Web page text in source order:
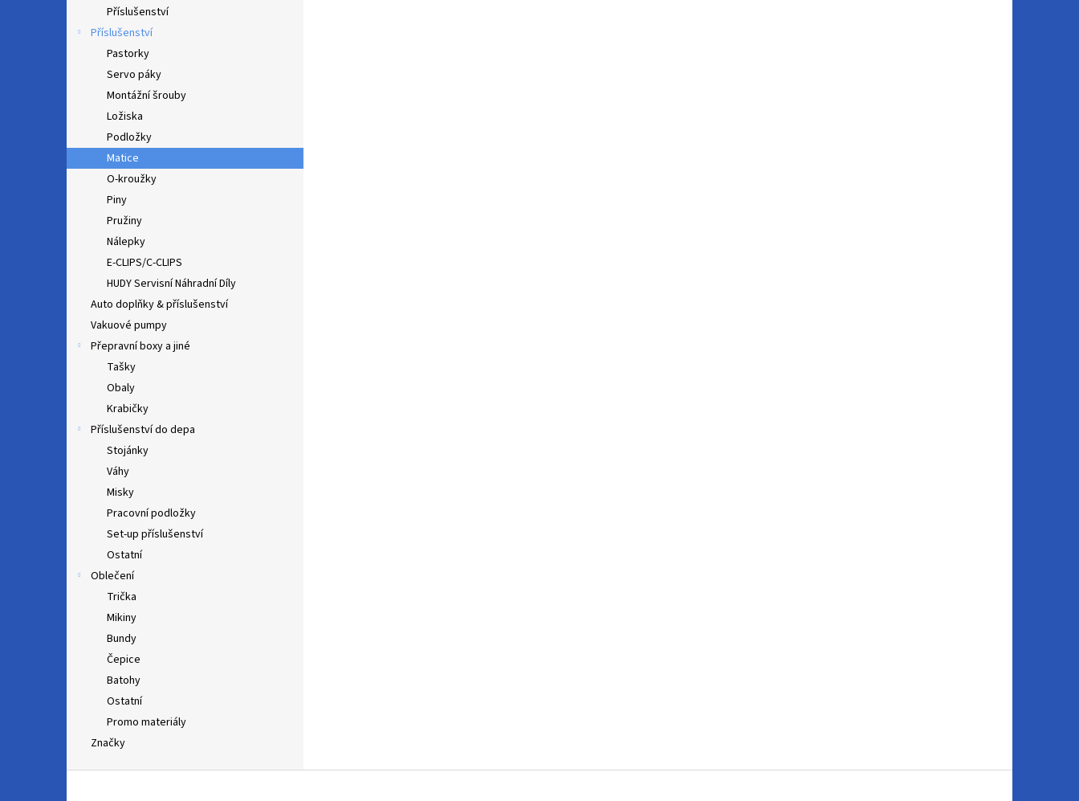
Příslušenství
Příslušenství
Pastorky
Servo páky
Montážní šrouby
Ložiska
Podložky
Matice
O-kroužky
Piny
Pružiny
Nálepky
E-CLIPS/C-CLIPS
HUDY Servisní Náhradní Díly
Auto doplňky & příslušenství
Vakuové pumpy
Přepravní boxy a jiné
Tašky
Obaly
Krabičky
Příslušenství do depa
Stojánky
Váhy
Misky
Pracovní podložky
Set-up příslušenství
Ostatní
Oblečení
Trička
Mikiny
Bundy
Čepice
Batohy
Ostatní
Promo materiály
Značky